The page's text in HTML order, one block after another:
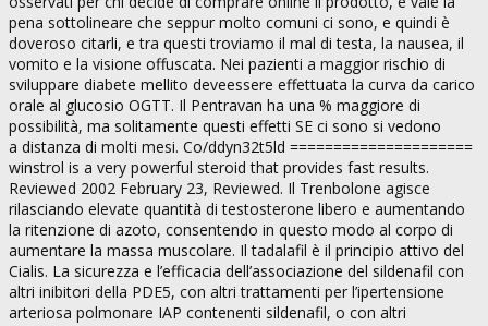
pena sottolineare che seppur molto comuni ci sono, e quindi è
doveroso citarli, e tra questi troviamo il mal di testa, la nausea, il
vomito e la visione offuscata. Nei pazienti a maggior rischio di
sviluppare diabete mellito deveessere effettuata la curva da carico
orale al glucosio OGTT. Il Pentravan ha una % maggiore di
possibilità, ma solitamente questi effetti SE ci sono si vedono
a distanza di molti mesi. Co/ddyn32t5ld =====================
winstrol is a very powerful steroid that provides fast results.
Reviewed 2002 February 23, Reviewed. Il Trenbolone agisce
rilasciando elevate quantità di testosterone libero e aumentando
la ritenzione di azoto, consentendo in questo modo al corpo di
aumentare la massa muscolare. Il tadalafil è il principio attivo del
Cialis. La sicurezza e l’efficacia dell’associazione del sildenafil con
altri inibitori della PDE5, con altri trattamenti per l’ipertensione
arteriosa polmonare IAP contenenti sildenafil, o con altri